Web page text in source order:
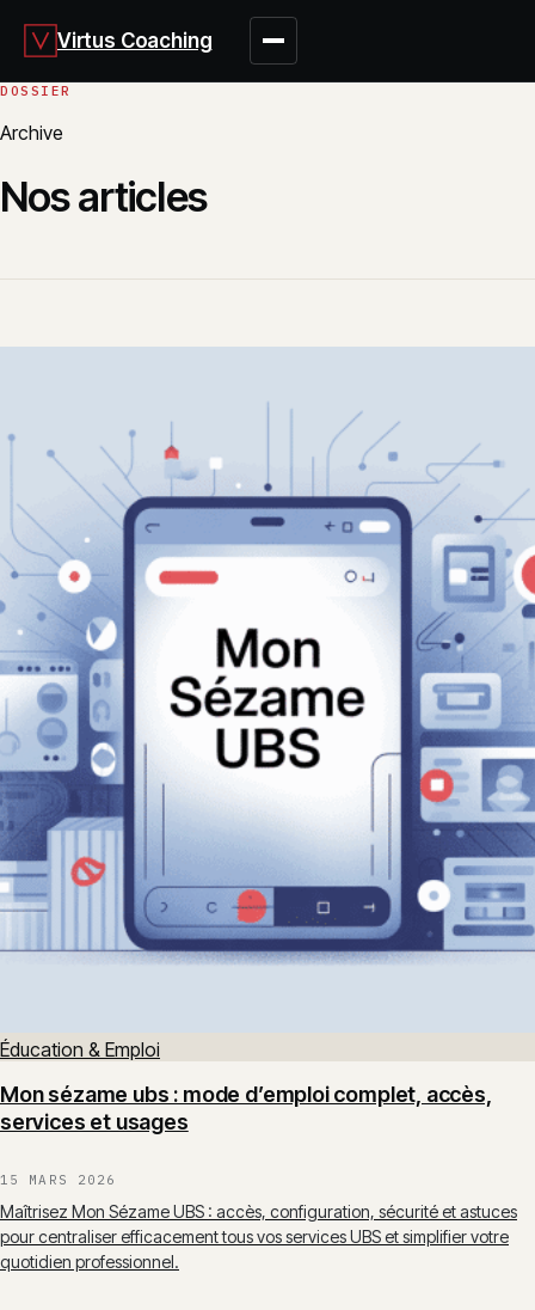
Virtus Coaching
Archive
Nos articles
Éducation & Emploi
Mon sézame ubs : mode d’emploi complet, accès,
services et usages
15 MARS 2026
Maîtrisez Mon Sézame UBS : accès, configuration, sécurité et astuces
pour centraliser efficacement tous vos services UBS et simplifier votre
quotidien professionnel.